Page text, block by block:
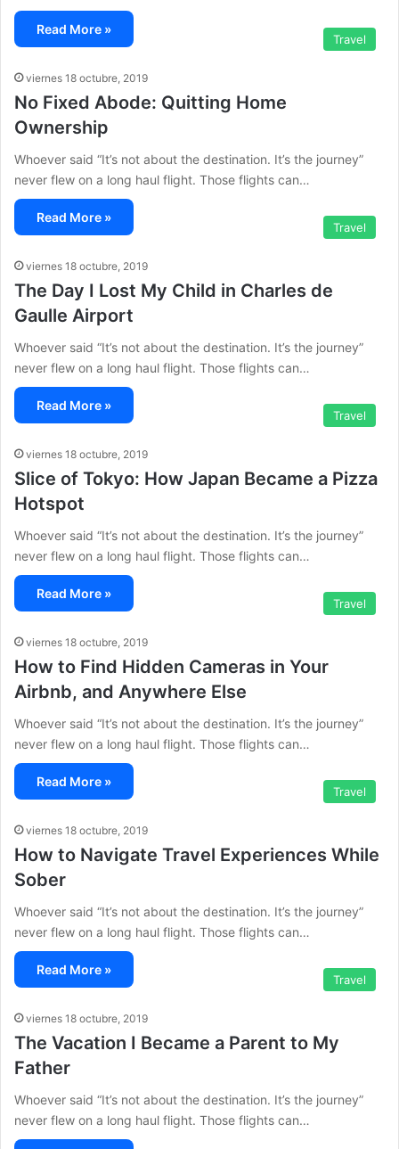
Read More »
Travel
viernes 18 octubre, 2019
No Fixed Abode: Quitting Home
Ownership
Whoever said “It’s not about the destination. It’s the journey”
never flew on a long haul flight. Those flights can…
Read More »
Travel
viernes 18 octubre, 2019
The Day I Lost My Child in Charles de
Gaulle Airport
Whoever said “It’s not about the destination. It’s the journey”
never flew on a long haul flight. Those flights can…
Read More »
Travel
viernes 18 octubre, 2019
Slice of Tokyo: How Japan Became a Pizza
Hotspot
Whoever said “It’s not about the destination. It’s the journey”
never flew on a long haul flight. Those flights can…
Read More »
Travel
viernes 18 octubre, 2019
How to Find Hidden Cameras in Your
Airbnb, and Anywhere Else
Whoever said “It’s not about the destination. It’s the journey”
never flew on a long haul flight. Those flights can…
Read More »
Travel
viernes 18 octubre, 2019
How to Navigate Travel Experiences While
Sober
Whoever said “It’s not about the destination. It’s the journey”
never flew on a long haul flight. Those flights can…
Read More »
Travel
viernes 18 octubre, 2019
The Vacation I Became a Parent to My
Father
Whoever said “It’s not about the destination. It’s the journey”
never flew on a long haul flight. Those flights can…